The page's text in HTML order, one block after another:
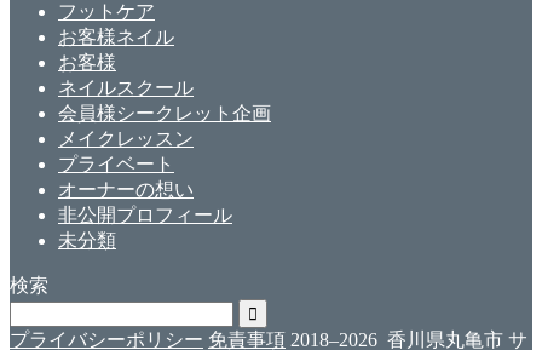
フットケア
お客様ネイル
お客様
ネイルスクール
会員様シークレット企画
メイクレッスン
プライベート
オーナーの想い
非公開プロフィール
未分類
検索
プライバシーポリシー 免責事項 2018–2026 香川県丸亀市 サ